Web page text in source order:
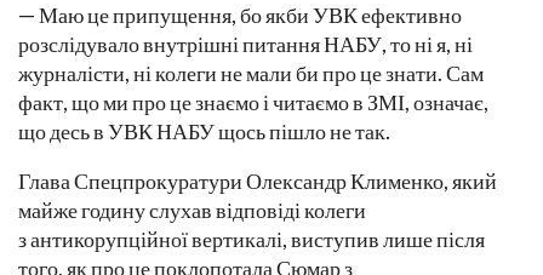
— Маю це припущення, бо якби УВК ефективно
розслідувало внутрішні питання НАБУ, то ні я, ні
журналісти, ні колеги не мали би про це знати. Сам
факт, що ми про це знаємо і читаємо в ЗМІ, означає,
що десь в УВК НАБУ щось пішло не так.
Глава Спецпрокуратури Олександр Клименко, який
майже годину слухав відповіді колеги
з антикорупційної вертикалі, виступив лише після
того, як про це поклопотала Сюмар з